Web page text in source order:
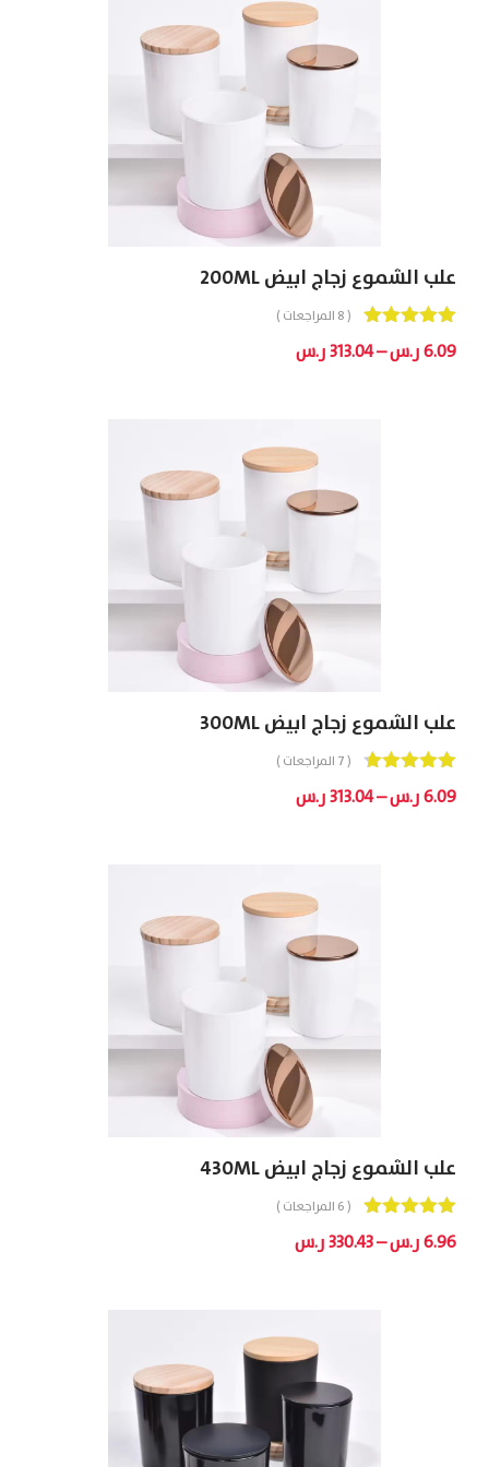
علب الشموع زجاج ابيض 200ML
5.00
Of 5
( 8 المراجعات )
6.09ر.س–
313.04ر.سنطاق
خلال
علب الشموع زجاج ابيض 300ML
4.71
Of 5
( 7 المراجعات )
6.09ر.س–
313.04ر.سنطاق
خلال
علب الشموع زجاج ابيض 430ML
5.00
Of 5
( 6 المراجعات )
6.96ر.س–
330.43ر.سنطاق
خلال